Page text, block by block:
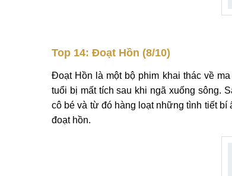
Top 14: Đoạt Hồn (8/10)
Đoạt Hồn là một bộ phim khai thác về
tuổi bị mất tích sau khi ngã xuống sông.
cô bé và từ đó hàng loạt những tình tiết
đoạt hồn.